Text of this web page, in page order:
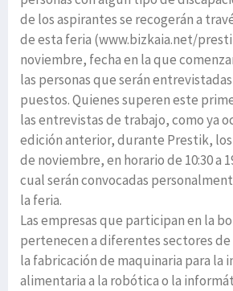
de los aspirantes se recogerán a
de esta feria (www.bizkaia.net/
noviembre, fecha en la que
las personas que serán
puestos. Quienes superen este
las entrevistas de trabajo, como ya
edición anterior, durante Prestik, los
de noviembre, en horario de 10:30 a
cual serán convocadas
la feria.
Las empresas que participan en la
pertenecen a diferentes sectores
la fabricación de maquinaria para la
alimentaria a la robótica o la